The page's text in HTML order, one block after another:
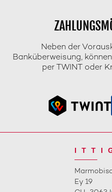
Neben der
Banküberweisung,
per TWINT oder
Ey 19